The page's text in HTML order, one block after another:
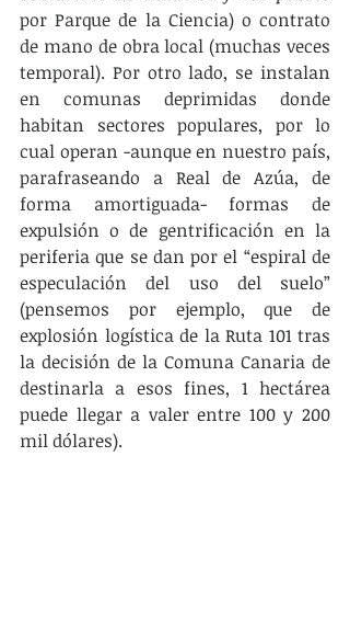
por Parque de la Ciencia) o contrato
de mano de obra local (muchas veces
temporal). Por otro lado, se instalan
en comunas deprimidas donde
habitan sectores populares, por lo
cual operan -aunque en nuestro país,
parafraseando a Real de Azúa, de
forma amortiguada- formas de
expulsión o de gentrificación en la
periferia que se dan por el “espiral de
especulación del uso del suelo”
(pensemos por ejemplo, que de
explosión logística de la Ruta 101 tras
la decisión de la Comuna Canaria de
destinarla a esos fines, 1 hectárea
puede llegar a valer entre 100 y 200
mil dólares).